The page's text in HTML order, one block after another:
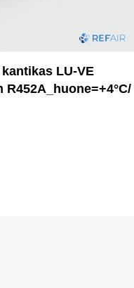
LU-VE
R452A_huone=+4°C/